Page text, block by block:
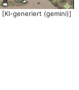
[KI-generiert (gemini)]